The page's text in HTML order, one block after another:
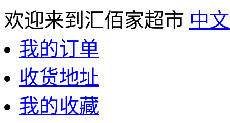
欢迎来到汇佰家超市 中
我的订单
收货地址
我的收藏